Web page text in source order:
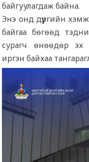
байгуулагдаж байна.
Энэ онд дүүргийн
байгаа бөгөөд
сурагч өнөөдөр эх
иргэн байхаа